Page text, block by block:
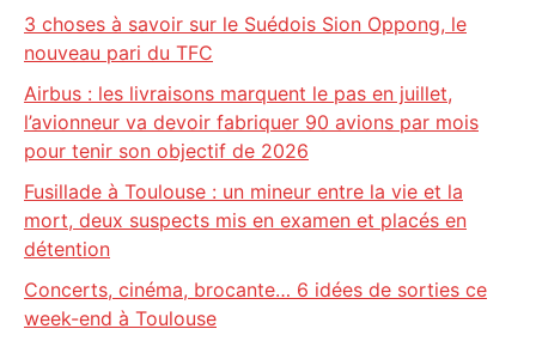
3 choses à savoir sur le Suédois Sion Oppong, le
nouveau pari du TFC
Airbus : les livraisons marquent le pas en juillet,
l’avionneur va devoir fabriquer 90 avions par mois
pour tenir son objectif de 2026
Fusillade à Toulouse : un mineur entre la vie et la
mort, deux suspects mis en examen et placés en
détention
Concerts, cinéma, brocante… 6 idées de sorties ce
week-end à Toulouse